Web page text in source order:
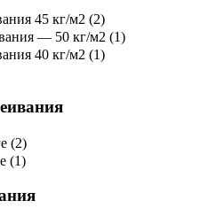
45 кг/м2 (2)
— 50 кг/м2 (1)
40 кг/м2 (1)
(2)
(1)